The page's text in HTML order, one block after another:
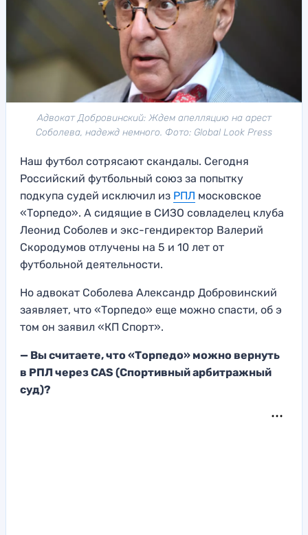
Адвокат Добровинский: Ждем апелляцию на арест
Соболева, надежд немного. Фото: Global Look Press
Наш футбол сотрясают скандалы. Сегодня
Российский футбольный союз за попытку
подкупа судей исключил из РПЛ московское
«Торпедо». А сидящие в СИЗО совладелец клуба
Леонид Соболев и экс-гендиректор Валерий
Скородумов отлучены на 5 и 10 лет от
футбольной деятельности.
Но адвокат Соболева Александр Добровинский
заявляет, что «Торпедо» еще можно спасти, об э
том он заявил «КП Спорт».
— Вы считаете, что «Торпедо» можно вернуть
в РПЛ черезCAS (Спортивный арбитражный
суд)?